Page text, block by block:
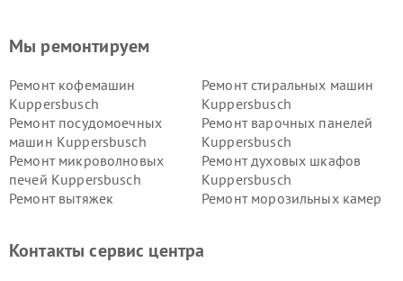
Мы ремонтируем
Ремонт кофемашин
Kuppersbusch
Ремонт стиральных машин
Kuppersbusch
Ремонт посудомоечных
машин Kuppersbusch
Ремонт варочных панелей
Kuppersbusch
Ремонт микроволновых
печей Kuppersbusch
Ремонт духовых шкафов
Kuppersbusch
Ремонт вытяжек
Ремонт морозильных камер
Kuppersbusch
вакуумных упаковщиков
Контакты сервис центра